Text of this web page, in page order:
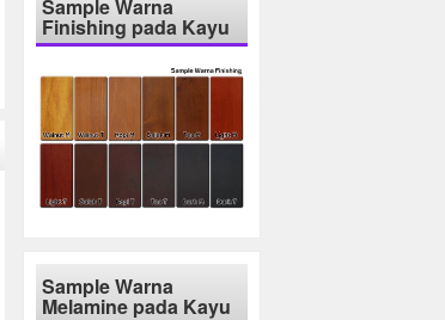
Sample Warna
Finishing pada Kayu
Sample Warna
Melamine pada Kayu